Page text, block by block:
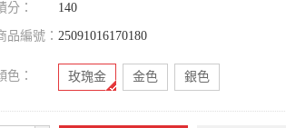
分： 140
品編號： 25091016170180
色： 玫瑰金 金色 銀色